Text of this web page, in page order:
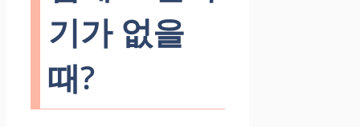
기가 없을
때?